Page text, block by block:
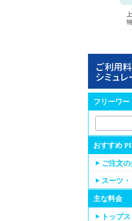
フリーワー
おすすめ
ご注文
スーツ
主な料金
トップス